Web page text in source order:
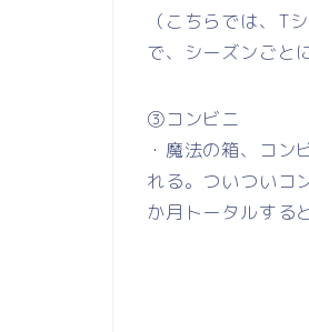
（こちらでは、T
で、シーズンごと
③コンビニ
・魔法の箱、コ
れる。ついついコ
か月トータルする